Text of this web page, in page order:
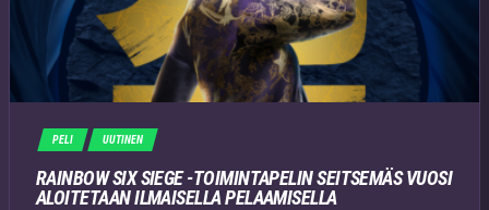
PELI UUTINEN
RAINBOW SIX SIEGE -TOIMINTAPELIN SEITSEMÄS VUOSI
ALOITETAAN ILMAISELLA PELAAMISELLA